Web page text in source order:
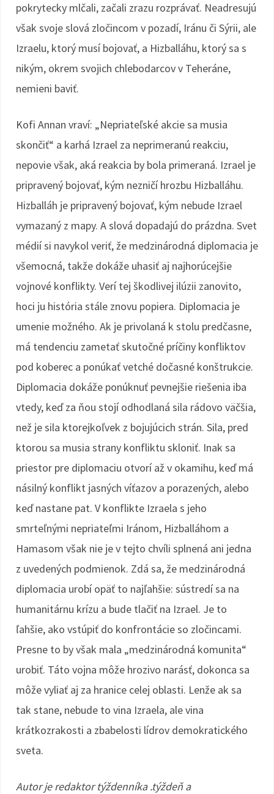
pokrytecky mlčali, začali zrazu rozprávať. Neadresujú
však svoje slová zločincom v pozadí, Iránu či Sýrii, ale
Izraelu, ktorý musí bojovať, a Hizballáhu, ktorý sa s
nikým, okrem svojich chlebodarcov v Teheráne,
nemieni baviť.
Kofi Annan vraví: „Nepriateľské akcie sa musia
skončiť“ a karhá Izrael za neprimeranú reakciu,
nepovie však, aká reakcia by bola primeraná. Izrael je
pripravený bojovať, kým nezničí hrozbu Hizballáhu.
Hizballáh je pripravený bojovať, kým nebude Izrael
vymazaný z mapy. A slová dopadajú do prázdna. Svet
médií si navykol veriť, že medzinárodná diplomacia je
všemocná, takže dokáže uhasiť aj najhorúcejšie
vojnové konflikty. Verí tej škodlivej ilúzii zanovito,
hoci ju história stále znovu popiera. Diplomacia je
umenie možného. Ak je privolaná k stolu predčasne,
má tendenciu zametať skutočné príčiny konfliktov
pod koberec a ponúkať vetché dočasné konštrukcie.
Diplomacia dokáže ponúknuť pevnejšie riešenia iba
vtedy, keď za ňou stojí odhodlaná sila rádovo väčšia,
než je sila ktorejkoľvek z bojujúcich strán. Sila, pred
ktorou sa musia strany konfliktu skloniť. Inak sa
priestor pre diplomaciu otvorí až v okamihu, keď má
násilný konflikt jasných víťazov a porazených, alebo
keď nastane pat. V konflikte Izraela s jeho
smrteľnými nepriateľmi Iránom, Hizballáhom a
Hamasom však nie je v tejto chvíli splnená ani jedna
z uvedených podmienok. Zdá sa, že medzinárodná
diplomacia urobí opäť to najľahšie: sústredí sa na
humanitárnu krízu a bude tlačiť na Izrael. Je to
ľahšie, ako vstúpiť do konfrontácie so zločincami.
Presne to by však mala „medzinárodná komunita“
urobiť. Táto vojna môže hrozivo narásť, dokonca sa
môže vyliať aj za hranice celej oblasti. Lenže ak sa
tak stane, nebude to vina Izraela, ale vina
krátkozrakosti a zbabelosti lídrov demokratického
sveta.
Autor je redaktor týždenníka .týždeň a